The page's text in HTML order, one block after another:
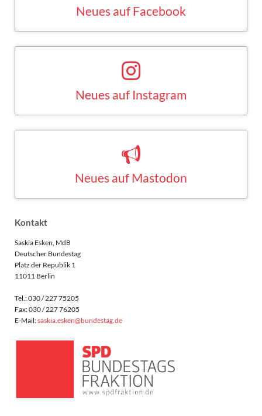
Kontakt
Saskia Esken, MdB
Deutscher Bundestag
Platz der Republik 1
11011 Berlin
Tel.: 030 / 227 75205
Fax: 030 / 227 76205
E-Mail:saskia.esken@bundestag.de